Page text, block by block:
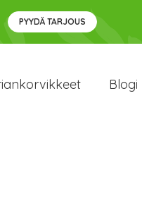
PYYDÄ TARJOUS
Blogi